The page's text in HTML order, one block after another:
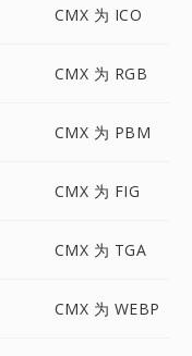
CMX 为 ICO
CMX 为 RGB
CMX 为 PBM
CMX 为 FIG
CMX 为 TGA
CMX 为 WEBP